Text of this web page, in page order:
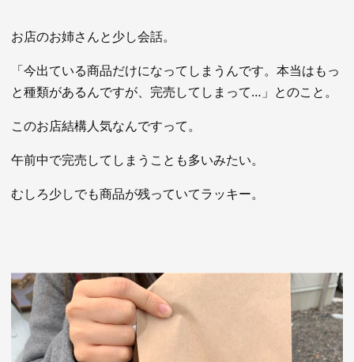
お店のお姉さんと少し会話。
「今出ている商品だけになってしまうんです。本当はもっ
と種類があるんですが、完売してしまって…」とのこと。
このお店結構人気なんですって。
午前中で完売してしまうことも多いみたい。
むしろ少しでも商品が残っていてラッキー。